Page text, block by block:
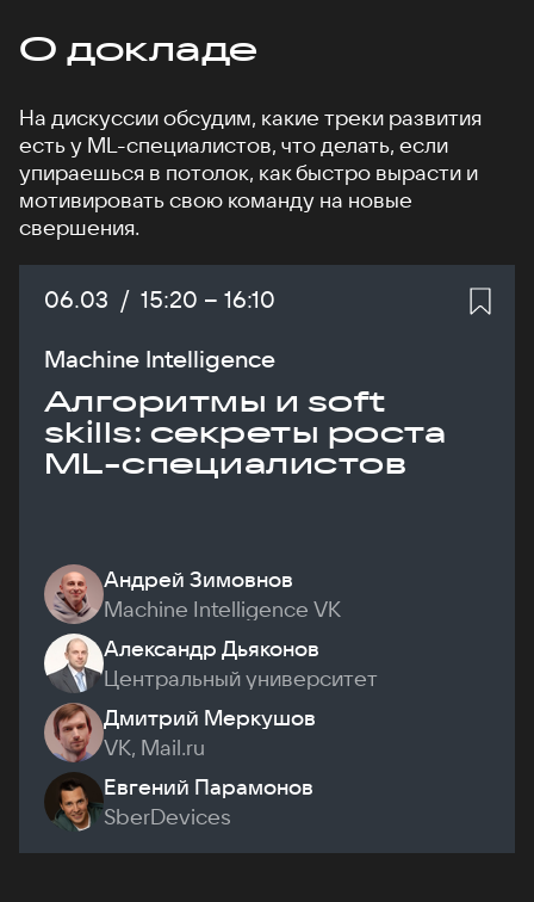
О докладе
На дискуссии обсудим, какие треки развития
есть у ML-специалистов, что делать, если
упираешься в потолок, как быстро вырасти и
мотивировать свою команду на новые
свершения.
Дата:
06.03 / Начало:
15:20 – Конец:
16:10
Machine Intelligence
Алгоритмы и soft
skills: секреты роста
ML-специалистов
Андрей Зимовнов
Machine Intelligence VK
Александр Дьяконов
Центральный университет
Дмитрий Меркушов
VK, Mail.ru
Евгений Парамонов
SberDevices